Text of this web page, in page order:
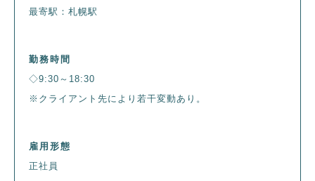
最寄駅：札幌駅
勤務時間
◇9:30～18:30
※クライアント先により若干変動あり。
雇用形態
正社員